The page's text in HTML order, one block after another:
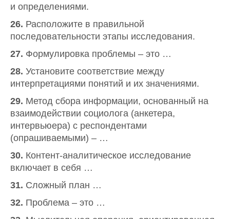
и определениями.
26. Расположите в правильной
последовательности этапы исследования.
27. Формулировка проблемы – это …
28. Установите соответствие между
интерпретациями понятий и их значениями.
29. Метод сбора информации, основанный на
взаимодействии социолога (анкетера,
интервьюера) с респондентами
(опрашиваемыми) – …
30. Контент-аналитическое исследование
включает в себя …
31. Сложный план …
32. Проблема – это …